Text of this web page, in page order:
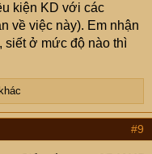
kiện KD với các
về việc này). Em nhận
siết ở mức độ nào thì
#9